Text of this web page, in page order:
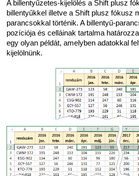
A billentyűzetes-kijelölés a Shift plusz
billentyűkkel illetve a Shift plusz fókusz
parancsokkal történik. A billentyű-
pozíciója és celláinak tartalma
egy olyan példát, amelyben adatokkal
kijelölnünk.